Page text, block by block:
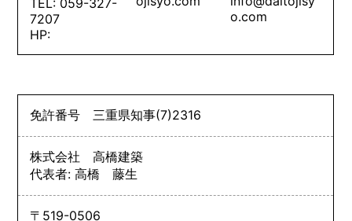
7207
HP:
o.com
免許番号 三重県知事(7)2316
株式会社 高橋建築
代表者: 高橋 藤生
〒519-0506